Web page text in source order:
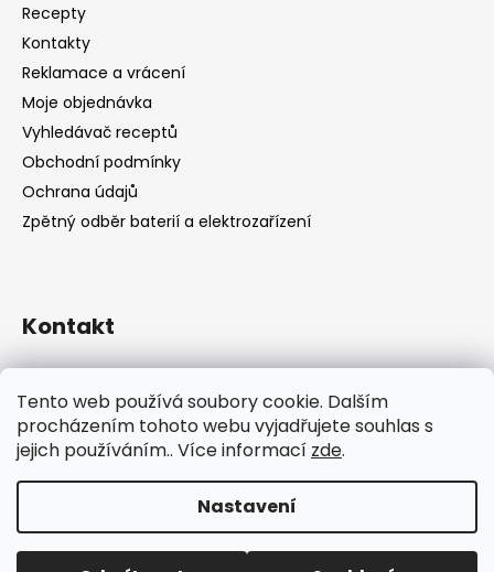
Tento web používá soubory cookie. Dalším
procházením tohoto webu vyjadřujete souhlas s
jejich používáním.. Více informací zde.
Nastavení
Recepty
Kontakty
Reklamace a vrácení
Moje objednávka
Vyhledávač receptů
Obchodní podmínky
Ochrana údajů
Zpětný odběr baterií a elektrozařízení
Kontakt